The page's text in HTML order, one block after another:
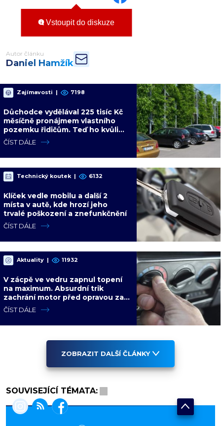
Vstoupit do diskuze
Autor článku
Daniel Hamžík
Zajímavosti | 7198
Důchodce vydělával 225 tisíc Kč
měsíčně pronájmem vlastního
pozemku řidičům. Teď ho kvůli
tomu čeká soud
ČÍST DÁLE
Technický koutek | 6132
Klíček vedle mobilu a další 2
místa v autě, kde hrozí jeho
trvalé poškození a znefunkčnění
ČÍST DÁLE
Aktuality | 11932
V zácpě ve vedru zapnul topení
na maximum. Absurdní trik
zachrání motor před opravou za
desítky tisíc
ČÍST DÁLE
ZOBRAZIT DALŠÍ ČLÁNKY
SOUVISEJÍCÍ TÉMATA: